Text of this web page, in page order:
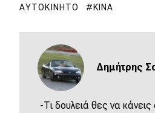
ΑΥΤΟΚΊΝΗΤΟ
ΚΊΝΑ
Δημήτρης
-Τι δουλειά θες να